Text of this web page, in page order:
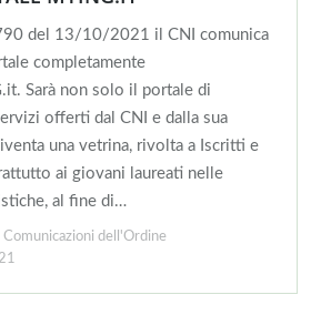
del 13/10/2021 il CNI comunica
completamente
Sarà non solo il portale di
offerti dal CNI e dalla sua
una vetrina, rivolta a Iscritti e
ai giovani laureati nelle
al fine di…
Comunicazioni dell'Ordine